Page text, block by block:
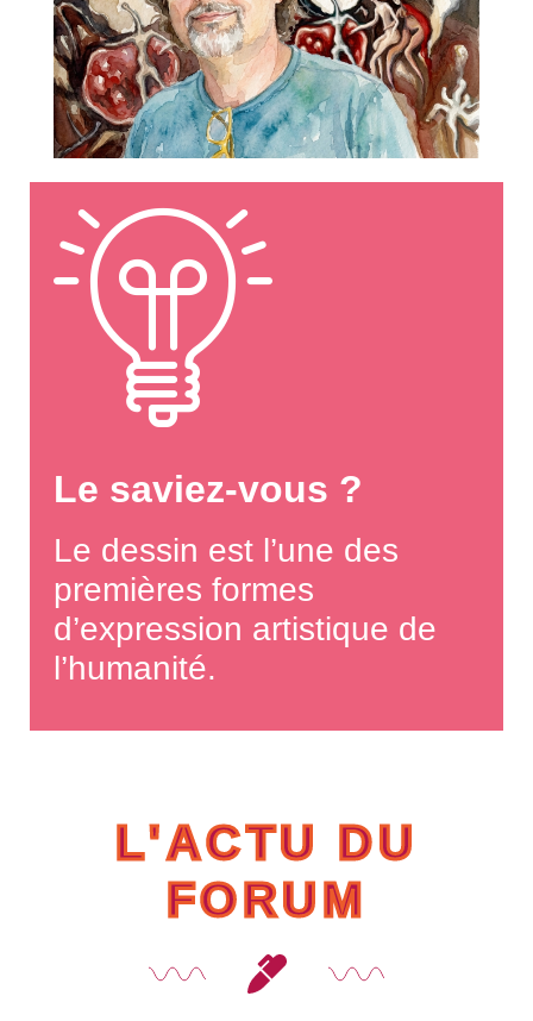
Le saviez-vous ?
Le dessin est l’une des
premières formes
d’expression artistique de
l’humanité.
L'ACTU DU
FORUM